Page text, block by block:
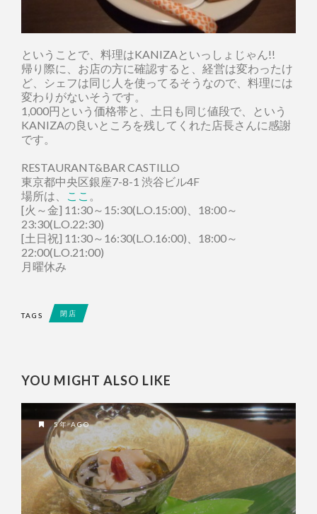
ということで、料理はKANIZAといっしょじゃん!!
帰り際に、お店の方に確認すると、経営は変わったけ
ど、シェフは同じ人を使ってるそうなので、料理には
変わりがないそうです。
1,000円という価格帯と、土日も同じ値段で、という
KANIZAの良いところを残してくれた店長さんに感謝
です。
RESTAURANT&BAR CASTILLO
東京都中央区銀座7-8-1 渋谷ビル4F
場所は、
ここ 。
[火～金] 11:30～15:30(L.O.15:00)、18:00～
23:30(L.O.22:30)
[土日祝] 11:30～16:30(L.O.16:00)、18:00～
22:00(L.O.21:00)
月曜休み
TAGS 閉店
YOU MIGHT ALSO LIKE
5年 AGO